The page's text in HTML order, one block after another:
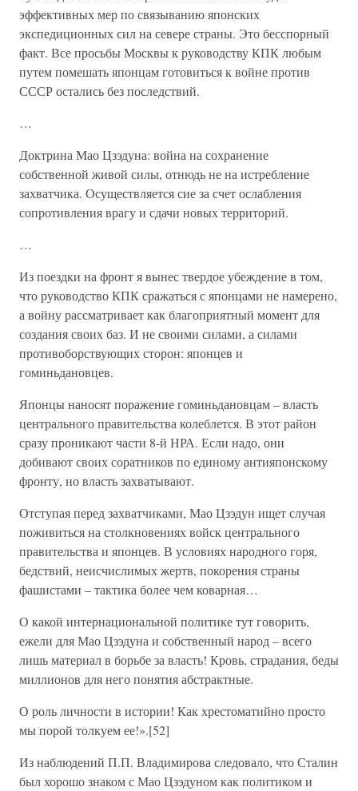
эффективных мер по связыванию японских
экспедиционных сил на севере страны. Это бесспорный
факт. Все просьбы Москвы к руководству КПК любым
путем помешать японцам готовиться к войне против
СССР остались без последствий.
…
Доктрина Мао Цзэдуна: война на сохранение
собственной живой силы, отнюдь не на истребление
захватчика. Осуществляется сие за счет ослабления
сопротивления врагу и сдачи новых территорий.
…
Из поездки на фронт я вынес твердое убеждение в том,
что руководство КПК сражаться с японцами не намерено,
а войну рассматривает как благоприятный момент для
создания своих баз. И не своими силами, а силами
противоборствующих сторон: японцев и
гоминьдановцев.
Японцы наносят поражение гоминьдановцам – власть
центрального правительства колеблется. В этот район
сразу проникают части 8-й НРА. Если надо, они
добивают своих соратников по единому антияпонскому
фронту, но власть захватывают.
Отступая перед захватчиками, Мао Цзэдун ищет случая
поживиться на столкновениях войск центрального
правительства и японцев. В условиях народного горя,
бедствий, неисчислимых жертв, покорения страны
фашистами – тактика более чем коварная…
О какой интернациональной политике тут говорить,
ежели для Мао Цзэдуна и собственный народ – всего
лишь материал в борьбе за власть! Кровь, страдания, беды
миллионов для него понятия абстрактные.
О роль личности в истории! Как хрестоматийно просто
мы порой толкуем ее!».[52]
Из наблюдений П.П. Владимирова следовало, что Сталин
был хорошо знаком с Мао Цзэдуном как политиком и